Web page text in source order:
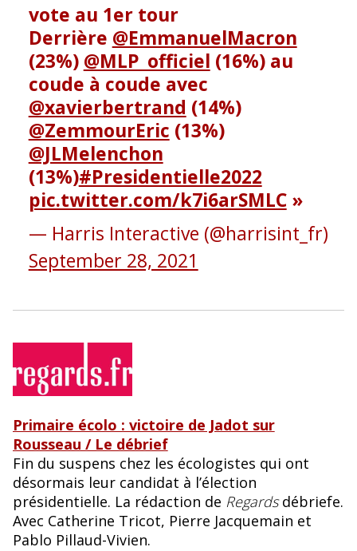
vote au 1er tour
Derrière @EmmanuelMacron
(23%) @MLP_officiel (16%) au
coude à coude avec
@xavierbertrand (14%)
@ZemmourEric (13%)
@JLMelenchon
(13%)#Presidentielle2022
pic.twitter.com/k7i6arSMLC
— Harris Interactive (@harrisint_fr)
September 28, 2021
Primaire écolo : victoire de Jadot sur
Rousseau / Le débrief
Fin du suspens chez les écologistes qui ont
désormais leur candidat à l’élection
présidentielle. La rédaction de Regardsdébriefe.
Avec Catherine Tricot, Pierre Jacquemain et
Pablo Pillaud-Vivien.